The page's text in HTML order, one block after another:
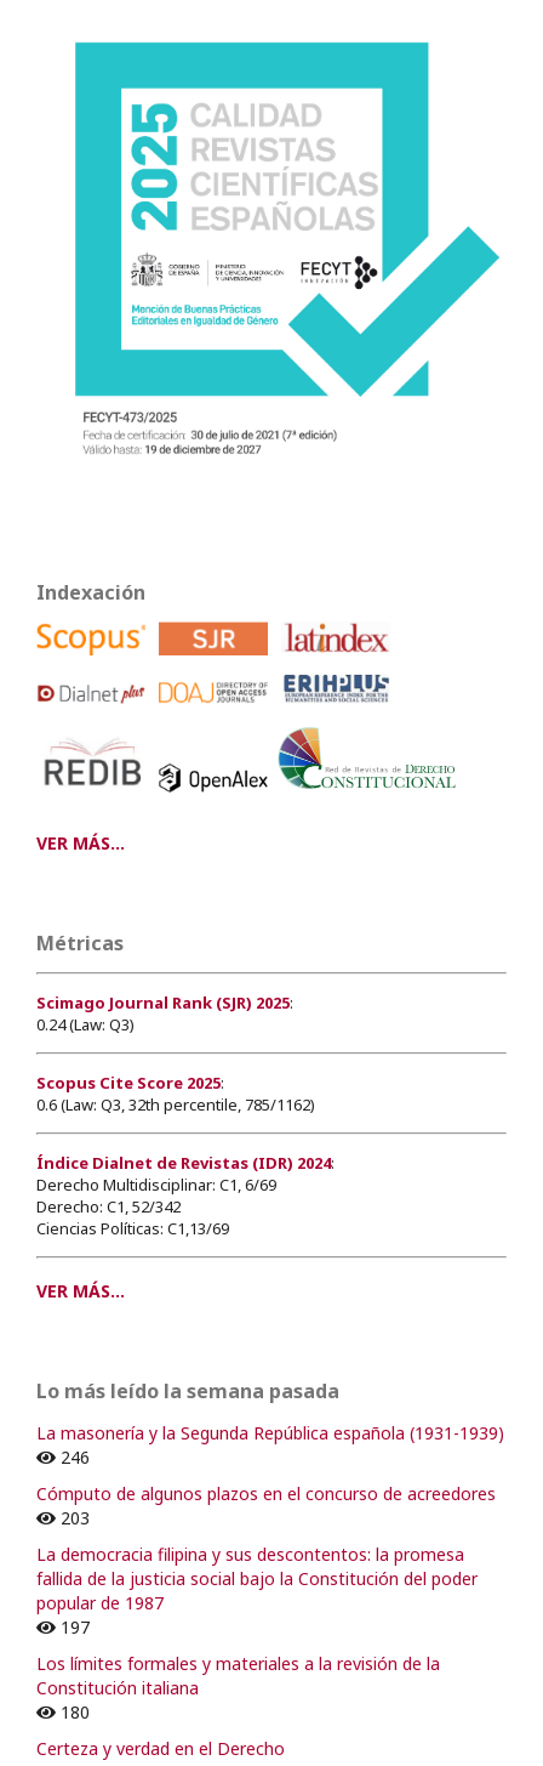
Indexación
VER MÁS...
Métricas
Scimago Journal Rank (SJR) 2025:
0.24 (Law: Q3)
Scopus Cite Score 2025:
0.6 (Law: Q3, 32th percentile, 785/1162)
Índice Dialnet de Revistas (IDR) 2024:
Derecho Multidisciplinar: C1, 6/69
Derecho: C1, 52/342
Ciencias Políticas: C1,13/69
VER MÁS...
Lo más leído la semana pasada
La masonería y la Segunda República española (1931-1939)
246
Cómputo de algunos plazos en el concurso de acreedores
203
La democracia filipina y sus descontentos: la promesa
fallida de la justicia social bajo la Constitución del poder
popular de 1987
197
Los límites formales y materiales a la revisión de la
Constitución italiana
180
Certeza y verdad en el Derecho